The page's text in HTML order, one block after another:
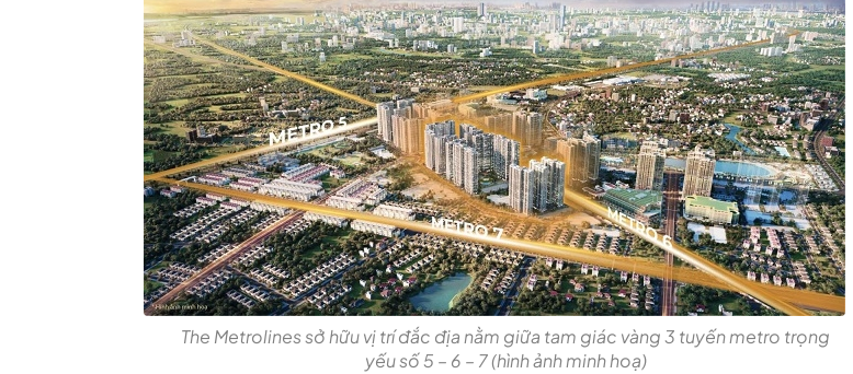
The Metrolines sở hữu vị trí đắc địa nằm giữa tam giác vàng 3 tuyến metro trọng
yếu số 5 – 6 – 7 (hình ảnh minh hoạ)